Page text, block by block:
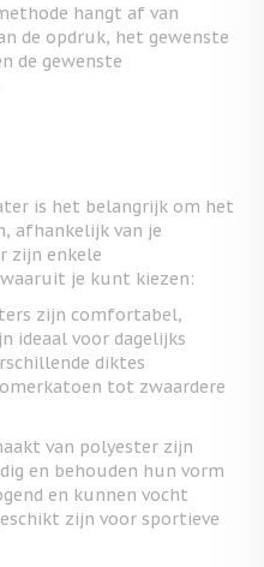
hangt af van
de opdruk, het gewenste
de gewenste
is het belangrijk om het
afhankelijk van je
zijn enkele
je kunt kiezen:
zijn comfortabel,
ideaal voor dagelijks
diktes
tot zwaardere
van polyester zijn
en behouden hun vorm
en kunnen vocht
zijn voor sportieve